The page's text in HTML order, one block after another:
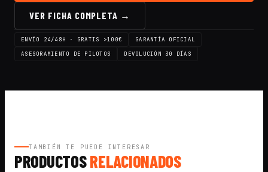
conector
PH2.0VER FICHA COMPLETA →
ENVÍO 24/48H · GRATIS >100€
GARANTÍA OFICIAL
ASESORAMIENTO DE PILOTOS
DEVOLUCIÓN 30 DÍAS
TAMBIÉN TE PUEDE INTERESAR
PRODUCTOSRELACIONADOS